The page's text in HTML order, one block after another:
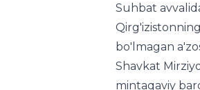
Suhbat
bo'lmagan
Shavkat
mintaqaviy